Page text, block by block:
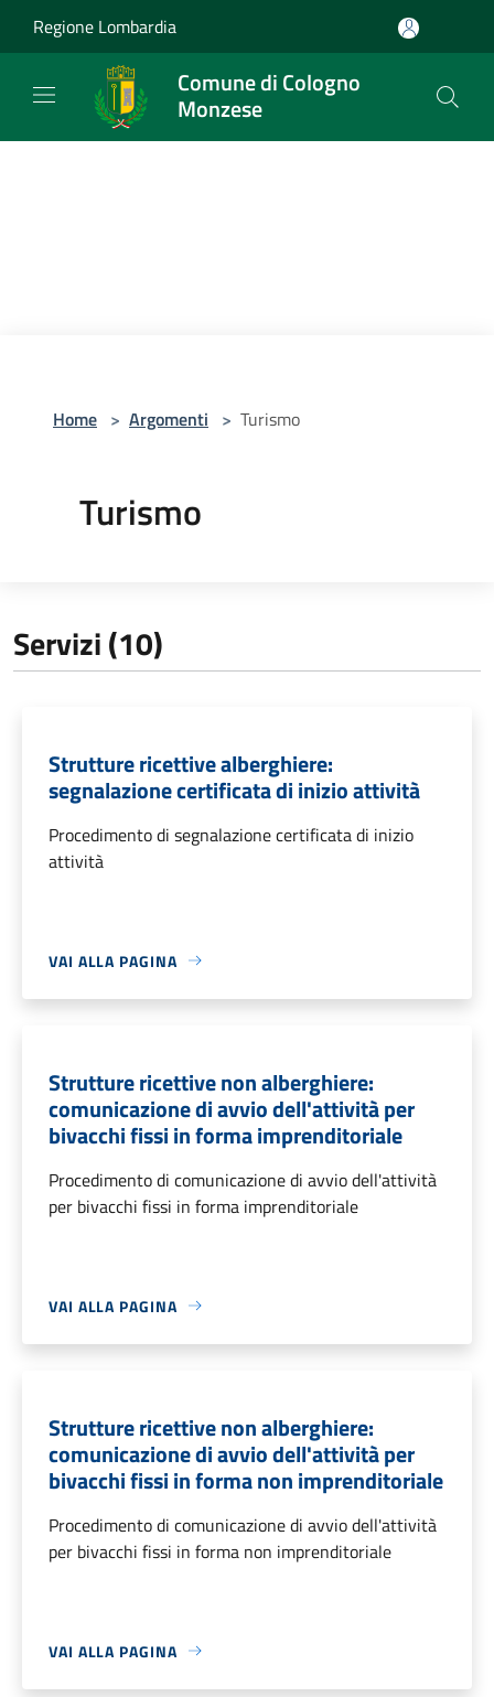
Regione Lombardia
Comune di Cologno
Monzese
Home > Argomenti > Turismo
Turismo
Servizi (10)
Strutture ricettive alberghiere:
segnalazione certificata di inizio attività
Procedimento di segnalazione certificata di inizio
attività
VAI ALLA PAGINA
Strutture ricettive non alberghiere:
comunicazione di avvio dell'attività per
bivacchi fissi in forma imprenditoriale
Procedimento di comunicazione di avvio dell'attività
per bivacchi fissi in forma imprenditoriale
VAI ALLA PAGINA
Strutture ricettive non alberghiere:
comunicazione di avvio dell'attività per
bivacchi fissi in forma non imprenditoriale
Procedimento di comunicazione di avvio dell'attività
per bivacchi fissi in forma non imprenditoriale
VAI ALLA PAGINA